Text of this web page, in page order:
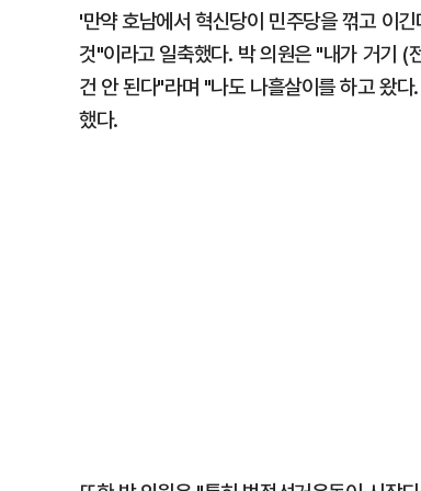
'만약 호남에서 혁신당이 민주당을 꺾고 이
것"이라고 일축했다. 박 의원은 "내가 거기 (
건 안 된다"라며 "나도 나흘살이를 하고 왔
했다.